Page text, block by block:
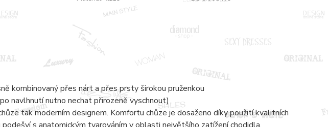
kombinovaný přes nárt a přes prsty širokou pruženkou
navlhnutí nutno nechat přirozeně vyschnout)
tak moderním designem. Komfortu chůze je dosaženo díky použití kvalitních
s anatomickým tvarováním v oblasti největšího zatížení chodidla.